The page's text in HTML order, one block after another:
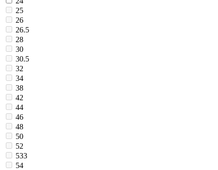
25
26
26.5
28
30
30.5
32
34
38
42
44
46
48
50
52
533
54